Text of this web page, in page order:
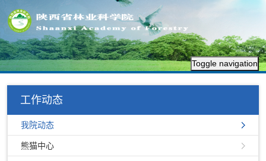
Toggle navigation
工作动态
我院动态
熊猫中心